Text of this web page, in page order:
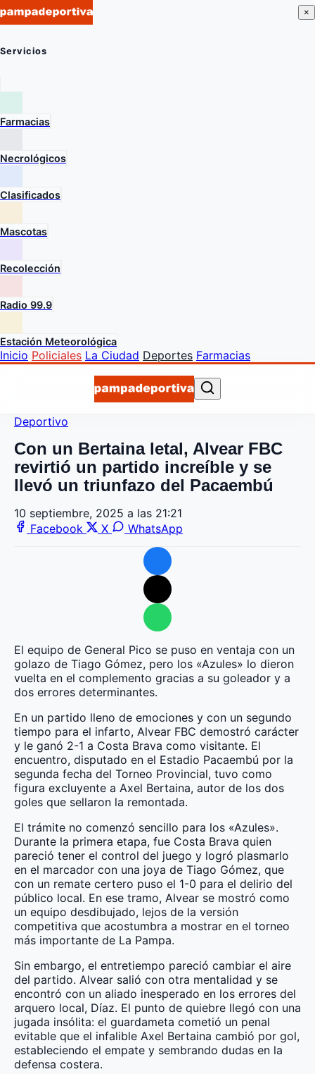
×
Servicios
Farmacias
Necrológicos
Clasificados
Mascotas
Recolección
Radio 99.9
Estación Meteorológica
Inicio Policiales La Ciudad Deportes Farmacias
Deportivo
Con un Bertaina letal, Alvear FBC
revirtió un partido increíble y se
llevó un triunfazo del Pacaembú
10 septiembre, 2025 a las 21:21
Facebook
X WhatsApp
El equipo de General Pico se puso en ventaja con un
golazo de Tiago Gómez, pero los «Azules» lo dieron
vuelta en el complemento gracias a su goleador y a
dos errores determinantes.
En un partido lleno de emociones y con un segundo
tiempo para el infarto, Alvear FBC demostró carácter
y le ganó 2-1 a Costa Brava como visitante. El
encuentro, disputado en el Estadio Pacaembú por la
segunda fecha del Torneo Provincial, tuvo como
figura excluyente a Axel Bertaina, autor de los dos
goles que sellaron la remontada.
El trámite no comenzó sencillo para los «Azules».
Durante la primera etapa, fue Costa Brava quien
pareció tener el control del juego y logró plasmarlo
en el marcador con una joya de Tiago Gómez, que
con un remate certero puso el 1-0 para el delirio del
público local. En ese tramo, Alvear se mostró como
un equipo desdibujado, lejos de la versión
competitiva que acostumbra a mostrar en el torneo
más importante de La Pampa.
Sin embargo, el entretiempo pareció cambiar el aire
del partido. Alvear salió con otra mentalidad y se
encontró con un aliado inesperado en los errores del
arquero local, Díaz. El punto de quiebre llegó con una
jugada insólita: el guardameta cometió un penal
evitable que el infalible Axel Bertaina cambió por gol,
estableciendo el empate y sembrando dudas en la
defensa costera.